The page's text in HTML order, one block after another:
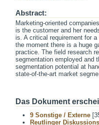
Abstract:
Marketing-oriented
is the customer and her
is. A critical requirement for
the moment there is a huge
practice. The field research
segmentation employed and
segmentation potential at
state-of-the-art market
Das Dokument
9 Sonstige / Externe
Reutlinger